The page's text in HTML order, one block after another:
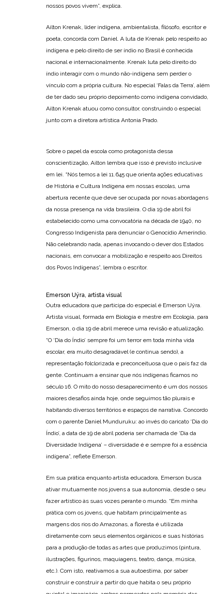
nossos povos vivem”, explica.
Ailton Krenak, líder indígena, ambientalista, filósofo, escritor e
poeta, concorda com Daniel. A luta de Krenak pelo respeito ao
indígena e pelo direito de ser índio no Brasil é conhecida
nacional e internacionalmente. Krenak luta pelo direito do
índio interagir com o mundo não-indígena sem perder o
vínculo com a própria cultura. No especial ‘Falas da Terra’, além
de ter dado seu próprio depoimento como indígena convidado,
Ailton Krenak atuou como consultor, construindo o especial
junto com a diretora artística Antonia Prado.
Sobre o papel da escola como protagonista dessa
conscientização, Ailton lembra que isso é previsto inclusive
em lei. “Nós temos a lei 11.645 que orienta ações educativas
de História e Cultura Indígena em nossas escolas, uma
abertura recente que deve ser ocupada por novas abordagens
da nossa presença na vida brasileira. O dia 19 de abril foi
estabelecido como uma convocatória na década de 1940, no
Congresso Indigenista para denunciar o Genocídio Ameríndio.
Não celebrando nada, apenas invocando o dever dos Estados
nacionais, em convocar a mobilização e respeito aos Direitos
dos Povos Indígenas”, lembra o escritor.
Emerson Uýra, artista visual
Outra educadora que participa do especial é Emerson Uýra.
Artista visual, formada em Biologia e mestre em Ecologia, para
Emerson, o dia 19 de abril merece uma revisão e atualização.
“O ‘Dia do Índio’ sempre foi um terror em toda minha vida
escolar, era muito desagradável (e continua sendo), a
representação folclorizada e preconceituosa que o país faz da
gente. Continuam a ensinar que nós indígenas ficamos no
século 16. O mito do nosso desaparecimento é um dos nossos
maiores desafios ainda hoje, onde seguimos tão plurais e
habitando diversos territórios e espaços de narrativa. Concordo
com o parente Daniel Munduruku: ao invés do caricato ‘Dia do
Índio’, a data de 19 de abril poderia ser chamada de ‘Dia da
Diversidade Indígena’ – diversidade é e sempre foi a essência
indígena”, reflete Emerson.
Em sua prática enquanto artista educadora, Emerson busca
ativar mutuamente nos jovens a sua autonomia, desde o seu
fazer artístico às suas vozes perante o mundo. “Em minha
prática com os jovens, que habitam principalmente as
margens dos rios do Amazonas, a floresta é utilizada
diretamente com seus elementos orgânicos e suas histórias
para a produção de todas as artes que produzimos (pintura,
ilustrações, figurinos, maquiagens, teatro, dança, música,
etc.). Com isto, reativamos a sua autoestima, por saber
construir e construir a partir do que habita o seu próprio